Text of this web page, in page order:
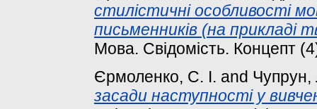
стилістичні особливості
письменників (на прикладі
Мова. Свідомість. Концепт
Єрмоленко, С. І. and Чупрун,
засади наступності у